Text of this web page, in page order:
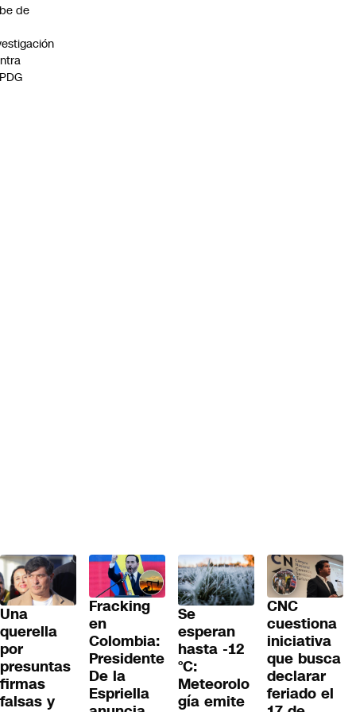
de
Una
querella
por
presuntas
firmas
falsas y
Fracking
en
Colombia:
Presidente
De la
Espriella
Se
esperan
hasta -12
°C:
Meteorolo
gía emite
CNC
cuestiona
iniciativa
que busca
declarar
feriado el